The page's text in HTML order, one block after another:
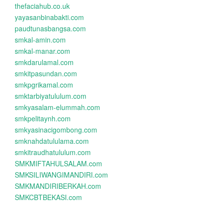
thefaciahub.co.uk
yayasanbinabakti.com
paudtunasbangsa.com
smkal-amin.com
smkal-manar.com
smkdarulamal.com
smkitpasundan.com
smkpgrikamal.com
smktarbiyatululum.com
smkyasalam-elummah.com
smkpelitaynh.com
smkyasinacigombong.com
smknahdatululama.com
smkitraudhatululum.com
SMKMIFTAHULSALAM.com
SMKSILIWANGIMANDIRI.com
SMKMANDIRIBERKAH.com
SMKCBTBEKASI.com